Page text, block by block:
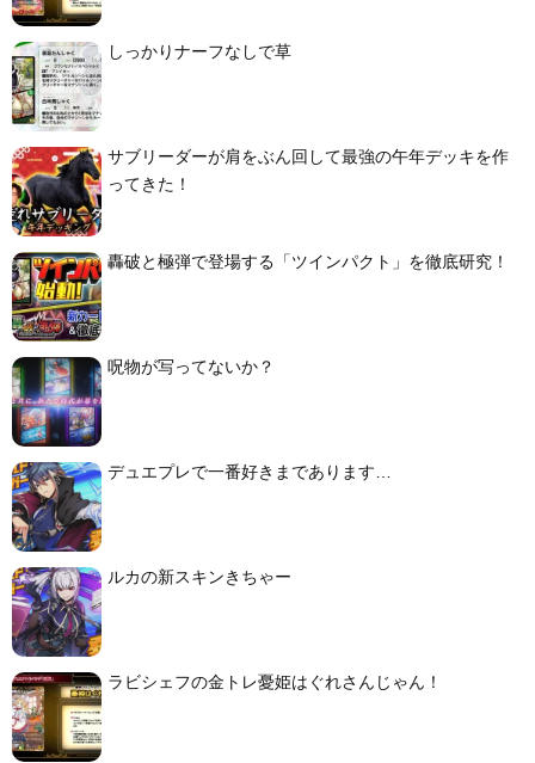
しっかりナーフなしで草
サブリーダーが肩をぶん回して最強の午年デッキを作
ってきた！
轟破と極弾で登場する「ツインパクト」を徹底研究！
呪物が写ってないか？
デュエプレで一番好きまであります…
ルカの新スキンきちゃー
ラビシェフの金トレ憂姫はぐれさんじゃん！